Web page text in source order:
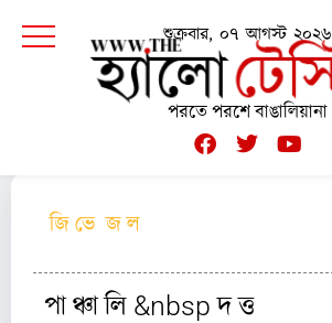
শুক্রবার, ০৭ আগস্ট ২০২৬
পরতে পরশে বাঙালিয়ানা
জি ভে জ ল
পা ঞ্চা লি &nbsp দ ত্ত